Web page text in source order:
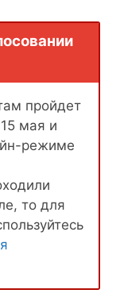
пройдет
мая и
режиме
то для